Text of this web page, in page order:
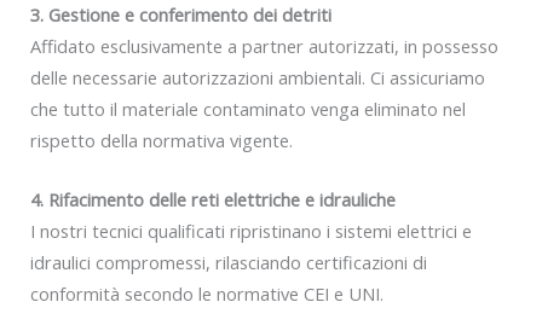
3. Gestione e conferimento dei detriti
Affidato esclusivamente a partner autorizzati, in possesso
delle necessarie autorizzazioni ambientali. Ci assicuriamo
che tutto il materiale contaminato venga eliminato nel
rispetto della normativa vigente.
4. Rifacimento delle reti elettriche e idrauliche
I nostri tecnici qualificati ripristinano i sistemi elettrici e
idraulici compromessi, rilasciando certificazioni di
conformità secondo le normative CEI e UNI.